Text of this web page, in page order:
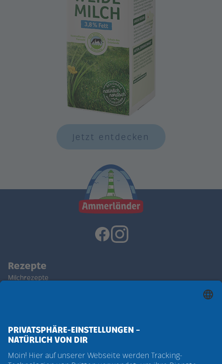
Jetzt entdecken
Rezepte
Milchrezepte
Verpackung
Natürlich beste Qualität
Nachhaltigkeit